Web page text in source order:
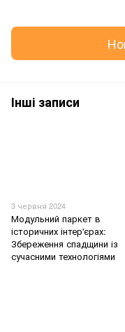
Інші записи
3 червня 2024
Модульний паркет в
історичних інтер'єрах:
Збереження спадщини із
сучасними технологіями